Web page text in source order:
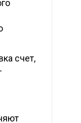
счет,